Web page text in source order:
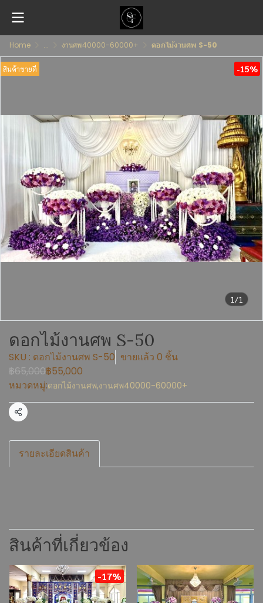
Home ... งานศพ40000-60000+ ดอกไม้งานศพ S-50
1/1
สินค้าขายดี -15%
ดอกไม้งานศพ S-50
SKU : ดอกไม้งานศพ S-50 ขายแล้ว 0 ชิ้น
฿65,000฿55,000
หมวดหมู่:ดอกไม้งานศพ,งานศพ40000-60000+
แชร์
รายละเอียดสินค้า
สินค้าที่เกี่ยวข้อง
-17%